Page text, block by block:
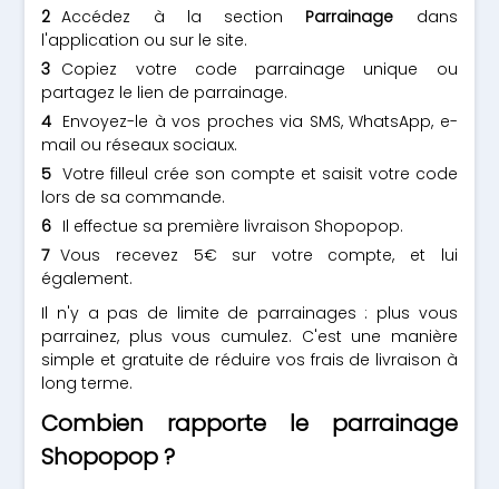
Accédez à la section Parrainage dans
l'application ou sur le site.
Copiez votre code parrainage unique ou
partagez le lien de parrainage.
Envoyez-le à vos proches via SMS, WhatsApp, e-
mail ou réseaux sociaux.
Votre filleul crée son compte et saisit votre code
lors de sa commande.
Il effectue sa première livraison Shopopop.
Vous recevez 5€ sur votre compte, et lui
également.
Il n'y a pas de limite de parrainages : plus vous
parrainez, plus vous cumulez. C'est une manière
simple et gratuite de réduire vos frais de livraison à
long terme.
Combien rapporte le parrainage
Shopopop ?